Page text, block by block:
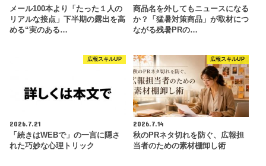
メール100本より「たった１人の
リアルな接点」下半期の露出を高
める“実のある…
商品名を外してもニュースになる
か？「猛暑対策商品」が取材につ
ながる残暑PRの…
広報スキルUP
2026.7.21
「続きはWEBで」の一言に隠さ
れた巧妙な心理トリック
広報スキルUP
2026.7.14
秋のPRネタ切れを防ぐ、広報担
当者のための素材棚卸し術